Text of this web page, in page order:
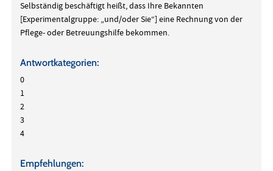
Selbständig beschäftigt heißt, dass Ihre Bekannten
[Experimentalgruppe: „und/oder Sie“] eine Rechnung von der
Pflege- oder Betreuungshilfe bekommen.
Antwortkategorien:
0
1
2
3
4
Empfehlungen: